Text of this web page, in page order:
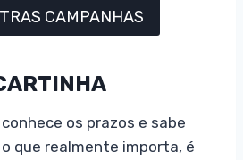
CAMPANHAS
os prazos e sabe
que realmente importa, é